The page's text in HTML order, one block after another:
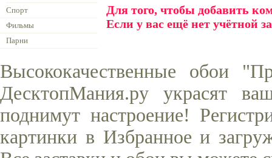
Спорт
Фильмы
Парни
Для того, чтобы добавить
Если у вас ещё нет учётной
Высококачественные обои
ДесктопМания.ру украсят
поднимут настроение!
картинки в Избранное и